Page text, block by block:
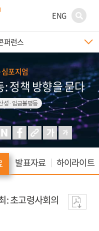
ENG
퍼런스
포지엄
정책 방향을 묻다
성·임금불평등
발표자료 하이라이트
: 초고령사회의